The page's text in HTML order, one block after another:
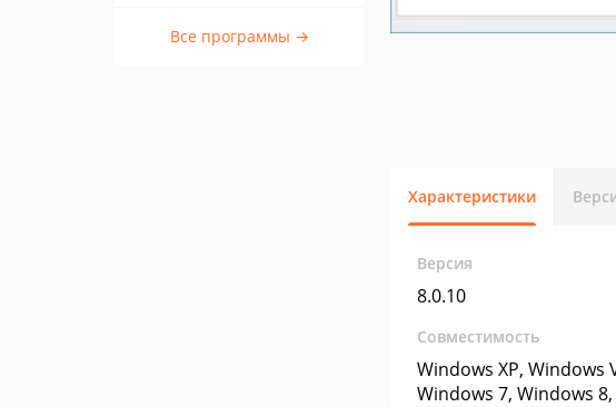
Все программы →
Характеристики
Версия
8.0.10
Совместимость
Windows XP, Windows
Windows 7, Windows